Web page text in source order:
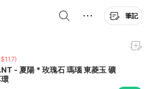
筆記
- 夏陽 * 玫瑰石 瑪瑙 東菱玉 礦